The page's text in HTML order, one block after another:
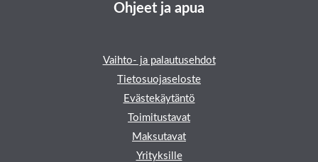
Ohjeet ja apua
Vaihto- ja palautusehdot
Tietosuojaseloste
Evästekäytäntö
Toimitustavat
Maksutavat
Yrityksille